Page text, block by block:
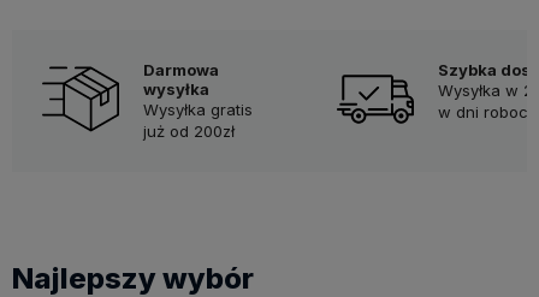
Darmowa
wysyłka
Wysyłka gratis
już od 200zł
Szybka
Wysyłka w
w dni
Najlepszy wybór